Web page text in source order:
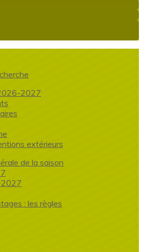
2027
extérieurs
de la saison
: les règles